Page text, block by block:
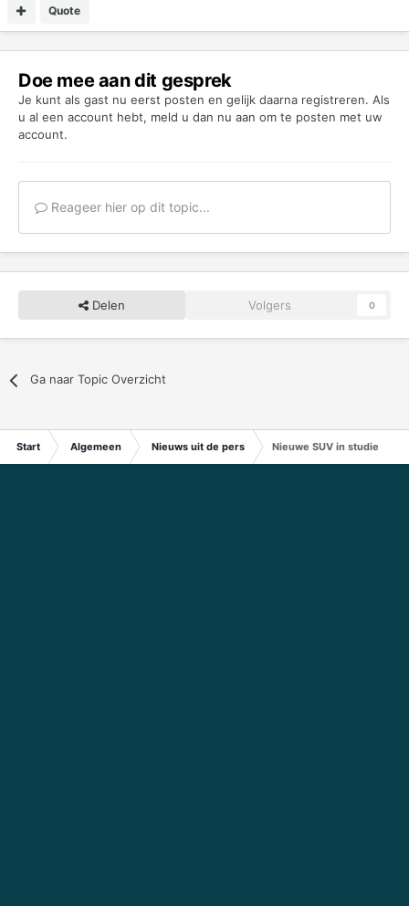
Quote
Doe mee aan dit gesprek
Je kunt als gast nu eerst posten en gelijk daarna registreren. Als
u al een account hebt, meld u dan nu aan om te posten met uw
account.
Reageer hier op dit topic...
Delen Volgers 0
Ga naar Topic Overzicht
Start Algemeen Nieuws uit de pers Nieuwe SUV in studie